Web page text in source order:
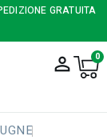
GRATUITA
person_outline 0